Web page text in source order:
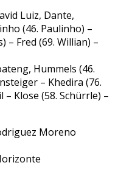
Luiz, Dante,
(46. Paulinho) –
– Fred (69. Willian) –
Hummels (46.
– Khedira (76.
Klose (58. Schürrle) –
Moreno